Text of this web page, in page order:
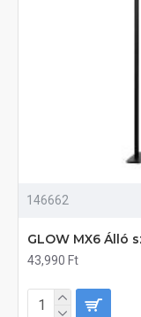
146662
GLOW MX6 Álló
43,990 Ft